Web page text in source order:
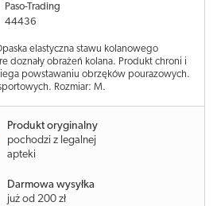
Paso-Trading
44436
elastyczna stawu kolanowego
doznały obrażeń kolana. Produkt chroni i
powstawaniu obrzęków pourazowych.
Rozmiar: M.
Produkt oryginalny
pochodzi z legalnej
apteki
Darmowa wysyłka
już od 200 zł